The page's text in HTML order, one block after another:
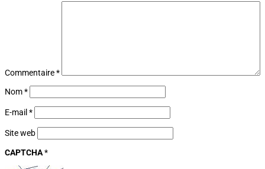
Commentaire*
Nom*
E-mail *
Site web
CAPTCHA*